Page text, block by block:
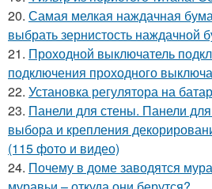
20. Самая мелкая наждачная
выбрать зернистость наждачной
21. Проходной выключатель
подключения проходного
22. Установка регулятора на
23. Панели для стены. Панели
выбора и крепления
(115 фото и видео)
24. Почему в доме заводятся